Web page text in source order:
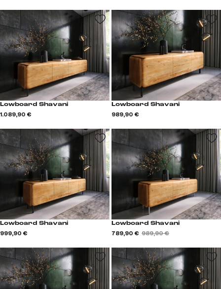
Lowboard Shavani
1.089,90 €
Lowboard Shavani
989,90 €
Lowboard Shavani
999,90 €
Lowboard Shavani
789,90 € 989,90 €